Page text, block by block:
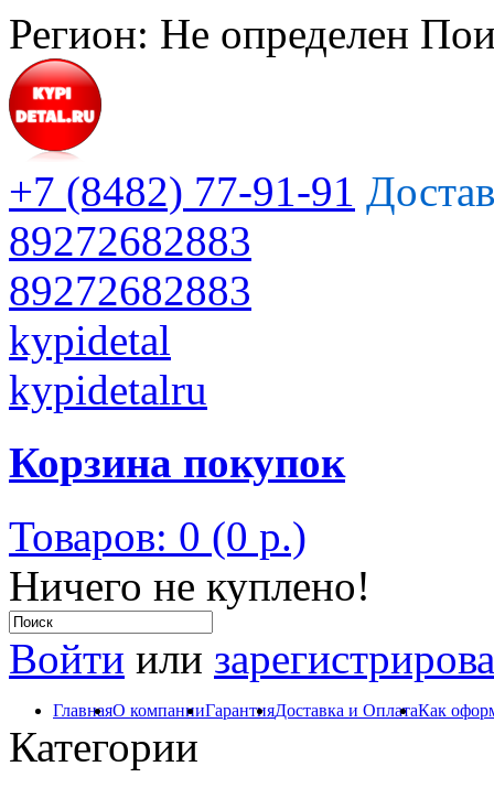
Регион: Не определен
+7 (8482) 77-91-91
89272682883
89272682883
kypidetal
kypidetalru
Корзина покупок
Товаров: 0 (0 р.)
Ничего не куплено!
Войти или
ГлавнаяО компанииГарантияДоставка и ОплатаКак
Категории